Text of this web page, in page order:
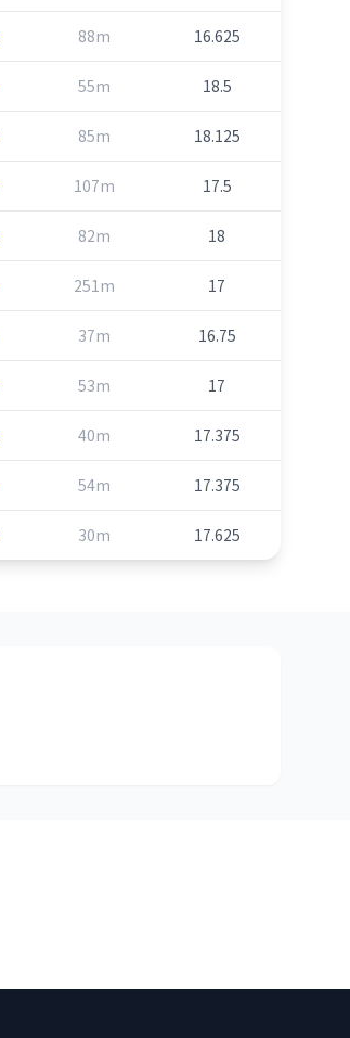
88m 16.625
55m 18.5
85m 18.125
107m 17.5
82m 18
251m 17
37m 16.75
53m 17
40m 17.375
54m 17.375
30m 17.625